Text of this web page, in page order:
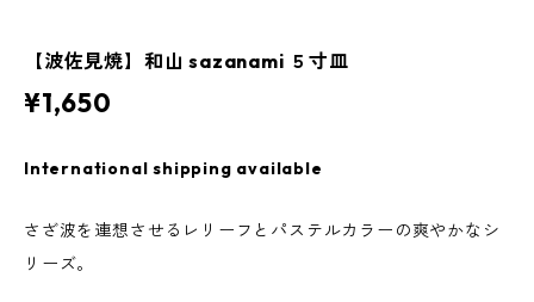
【波佐見焼】和山 sazanami ５寸皿
¥1,650
International shipping available
さざ波を連想させるレリーフとパステルカラーの爽やかなシ
リーズ。